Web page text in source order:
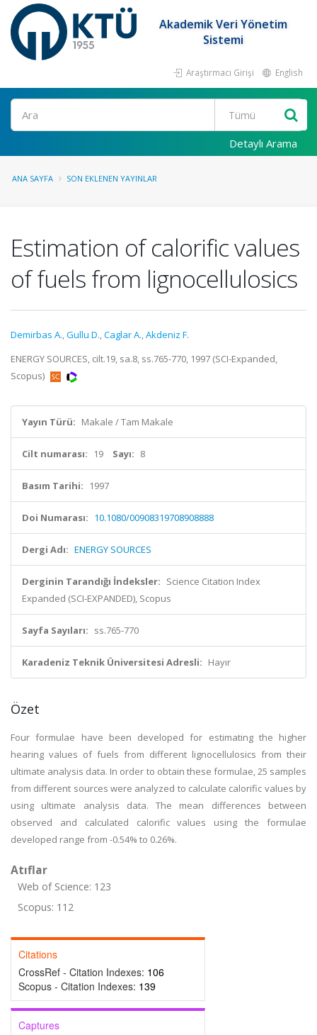
Akademik Veri Yönetim
Sistemi
Araştırmacı Girişi English
Ara
Detaylı Arama
ANA SAYFA SON EKLENEN YAYINLAR
Estimation of calorific values
of fuels from lignocellulosics
Demirbas A.,Gullu D.,Caglar A.,Akdeniz F.
ENERGY SOURCES, cilt.19, sa.8, ss.765-770, 1997 (SCI-Expanded,
Scopus)
Yayın Türü: Makale / Tam Makale
Cilt numarası: 19 Sayı: 8
Basım Tarihi: 1997
Doi Numarası: 10.1080/00908319708908888
Dergi Adı: ENERGY SOURCES
Derginin Tarandığı İndeksler: Science Citation Index
Expanded (SCI-EXPANDED), Scopus
Sayfa Sayıları: ss.765-770
Karadeniz Teknik Üniversitesi Adresli: Hayır
Özet
Four formulae have been developed for estimating the higher
hearing values of fuels from different lignocellulosics from their
ultimate analysis data. In order to obtain these formulae, 25 samples
from different sources were analyzed to calculate calorific values by
using ultimate analysis data. The mean differences between
observed and calculated calorific values using the formulae
developed range from -0.54% to 0.26%.
Atıflar
Web of Science: 123
Scopus: 112
Citations
CrossRef - Citation Indexes: 106
Scopus - Citation Indexes: 139
Captures